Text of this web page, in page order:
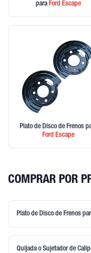
paraFord Escape
Plato de Disco de Frenos
Ford Escape
COMPRAR POR
Plato de Disco de Frenos
Quijada o Sujetador de